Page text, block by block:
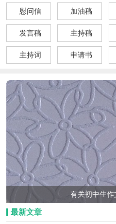
慰问信 加油稿
发言稿 主持稿
主持词 申请书
有关初中生作
最新文章